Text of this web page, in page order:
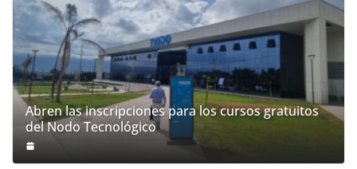
Abren las inscripciones para los cursos gratuitos
del Nodo Tecnológico